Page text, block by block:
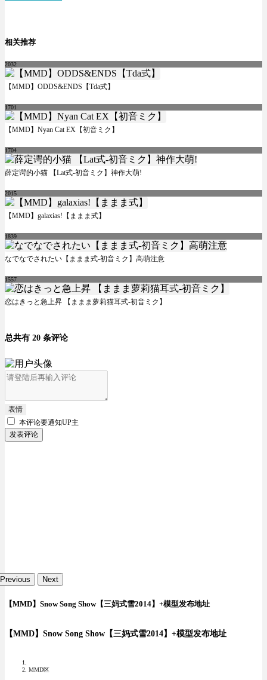
相关推荐
2032
【MMD】ODDS&ENDS【Tda式】
1701
【MMD】Nyan Cat EX【初音ミク】
1704
薛定谔的小猫 【Lat式-初音ミク】神作大萌!
2015
【MMD】galaxias!【ままま式】
1839
なでなでされたい【ままま式-初音ミク】高萌注意
1557
恋はきっと急上昇 【ままま萝莉猫耳式-初音ミク】
总共有 20 条评论
表情
本评论要通知UP主
发表评论
Previous Next
【MMD】Snow Song Show【三妈式雪2014】+模型发布地址
【MMD】Snow Song Show【三妈式雪2014】+模型发布地址
MMD区